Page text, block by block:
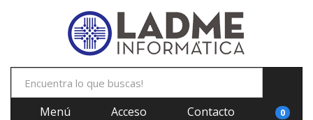
Menú Acceso Contacto 0